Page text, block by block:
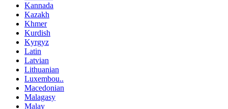
Kannada
Kazakh
Khmer
Kurdish
Kyrgyz
Latin
Latvian
Lithuanian
Luxembou..
Macedonian
Malagasy
Malay